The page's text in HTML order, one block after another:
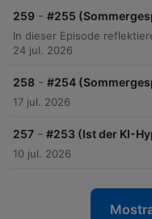
259 - #255
24 jul. 2026
258 - #254
17 jul. 2026
257 - #253 (Ist der KI-
10 jul. 2026